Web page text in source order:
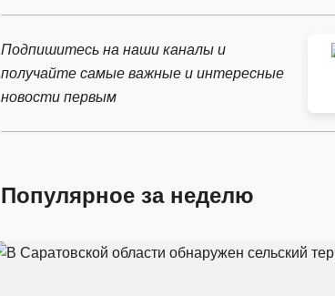
Подпишитесь на наши каналы и
получайте самые важные и интересные
новости первым
Популярное за неделю